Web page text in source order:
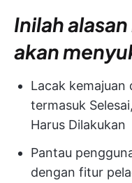
Inilah
akan
Lacak kemajuan
termasuk
Harus Dilakukan
Pantau
dengan fitur